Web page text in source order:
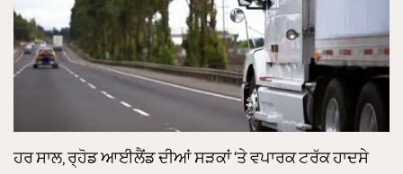
ਹਰ ਸਾਲ, ਰ੍ਹੋਡ ਆਈਲੈਂਡ ਦੀਆਂ ਸੜਕਾਂ ‘ਤੇ ਵਪਾਰਕ ਟਰੱਕ ਹਾਦਸੇ